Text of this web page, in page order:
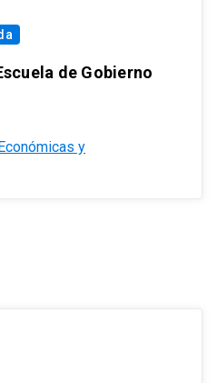
de Gobierno
y